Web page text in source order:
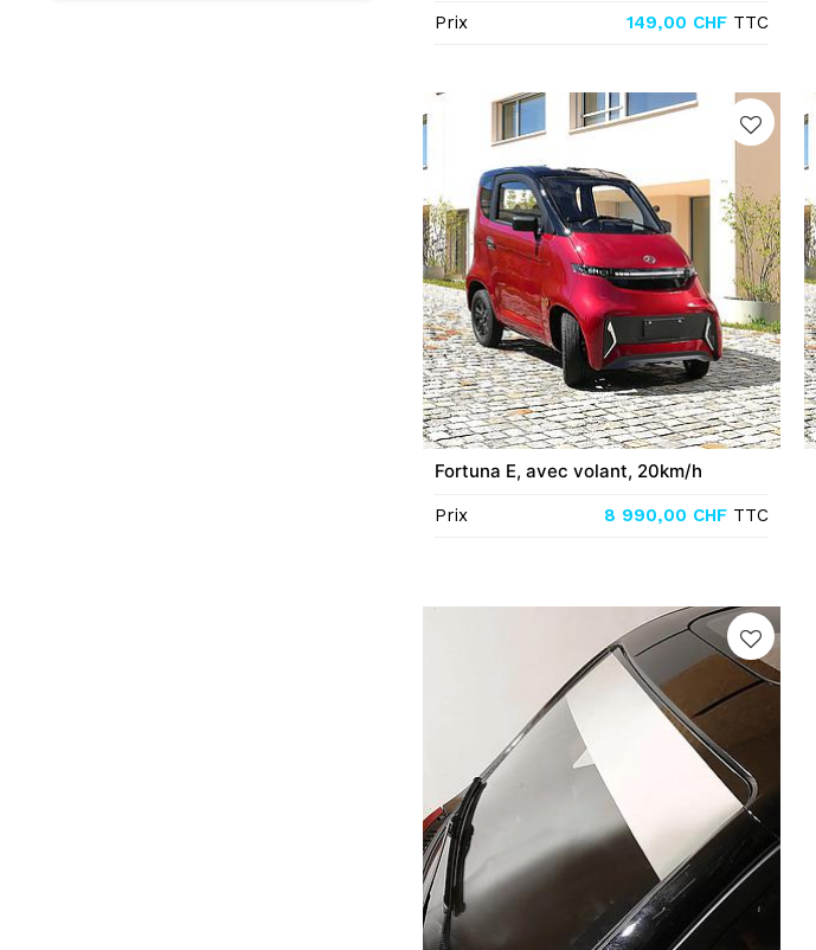
Prix 149,00 CHF TTC
Fortuna E, avec volant, 20km/h
Prix 8 990,00 CHF TTC